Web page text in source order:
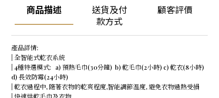
商品描述
送貨及付
款方式
顧客評價
產品詳情:
| 全智能式乾衣系統
| 4種特選模式: a) 預熱毛巾(30分鐘) b) 乾毛巾(2小時) c) 乾衣(8小時)
d) 長效防霉(24小時)
| 乾衣過程中, 隨著衣物的乾爽程度,智能調節溫度, 避免衣物過熱受損
| 快速烘乾毛巾及衣物